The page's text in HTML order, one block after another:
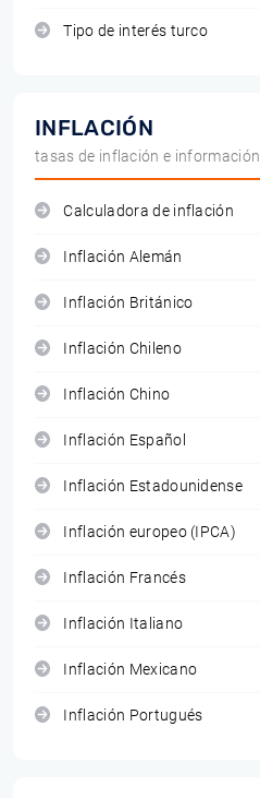
Tipo de interés turco
INFLACIÓN
tasas de inflación e información
Calculadora de inflación
Inflación Alemán
Inflación Británico
Inflación Chileno
Inflación Chino
Inflación Español
Inflación Estadounidense
Inflación europeo (IPCA)
Inflación Francés
Inflación Italiano
Inflación Mexicano
Inflación Portugués